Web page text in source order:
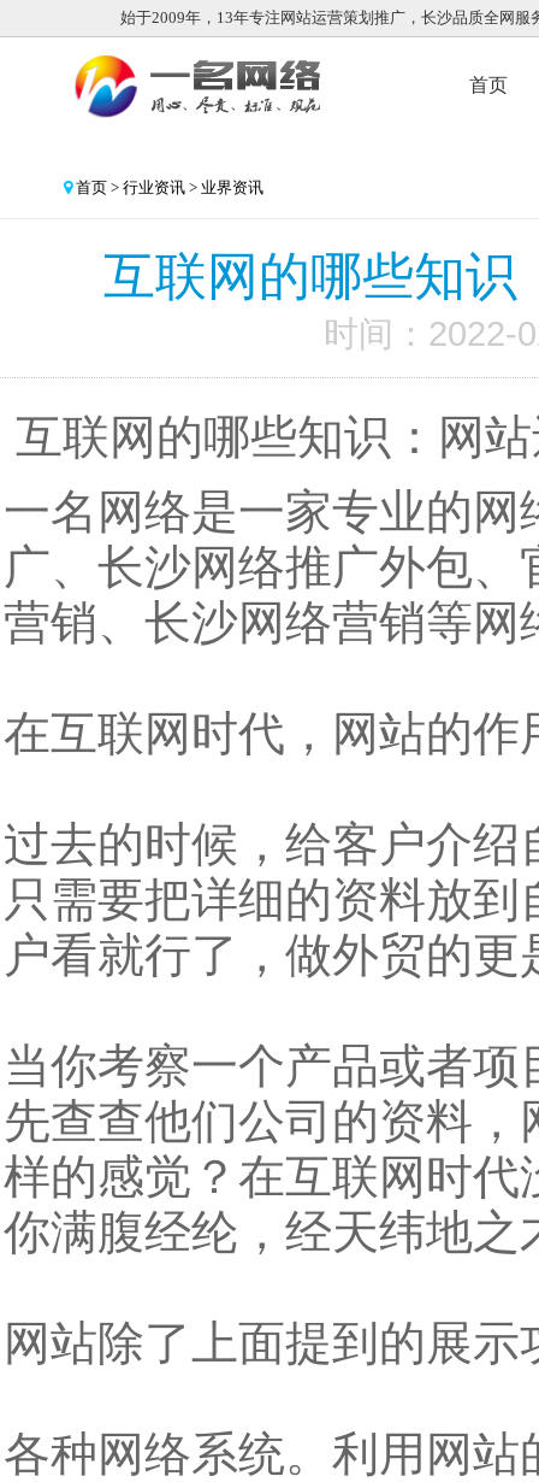
始于2009年，13年专注网站运营策划推广，长沙品质全网服
首页
首页> 行业资讯> 业界资讯
互联网的哪些知识
时间：2022-
互联网的哪些知识：网
一名网络是一家专业的
广、长沙网络推广外包
营销、长沙网络营销等网
在互联网时代，网站的
过去的时候，给客户介
只需要把详细的资料放
户看就行了，做外贸的更
当你考察一个产品或者
先查查他们公司的资料
样的感觉？在互联网时
你满腹经纶，经天纬地
网站除了上面提到的展
各种网络系统。利用网